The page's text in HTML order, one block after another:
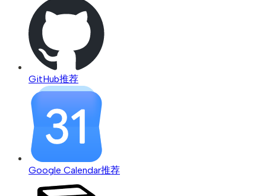
GitHub推荐
Google Calendar推荐